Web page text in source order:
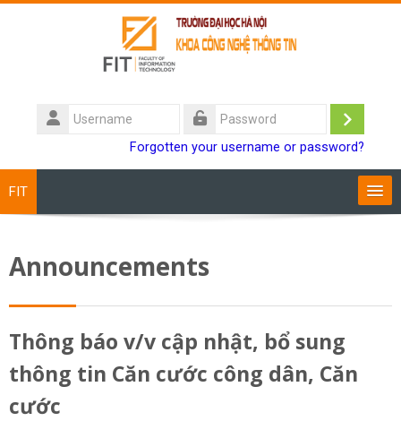
Username
Log
Forgotten your username or password?
FIT
Students
Research
Announcements
Thông báo v/v cập nhật, bổ sung
thông tin Căn cước công dân, Căn
cước